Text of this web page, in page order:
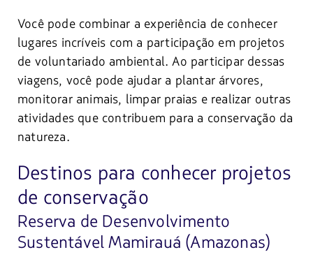
Você pode combinar a experiência de conhecer
lugares incríveis com a participação em projetos
de voluntariado ambiental. Ao participar dessas
viagens, você pode ajudar a plantar árvores,
monitorar animais, limpar praias e realizar outras
atividades que contribuem para a conservação da
natureza.
Destinos para conhecer projetos
de conservação
Reserva de Desenvolvimento
Sustentável Mamirauá (Amazonas)